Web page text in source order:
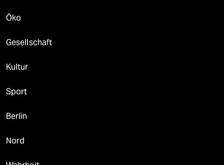
Öko
Gesellschaft
Kultur
Sport
Berlin
Nord